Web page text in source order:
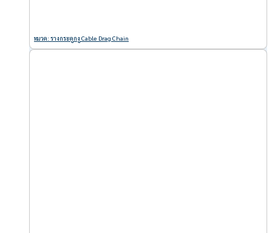
หมวด: รางกระดูกงู Cable Drag Chain